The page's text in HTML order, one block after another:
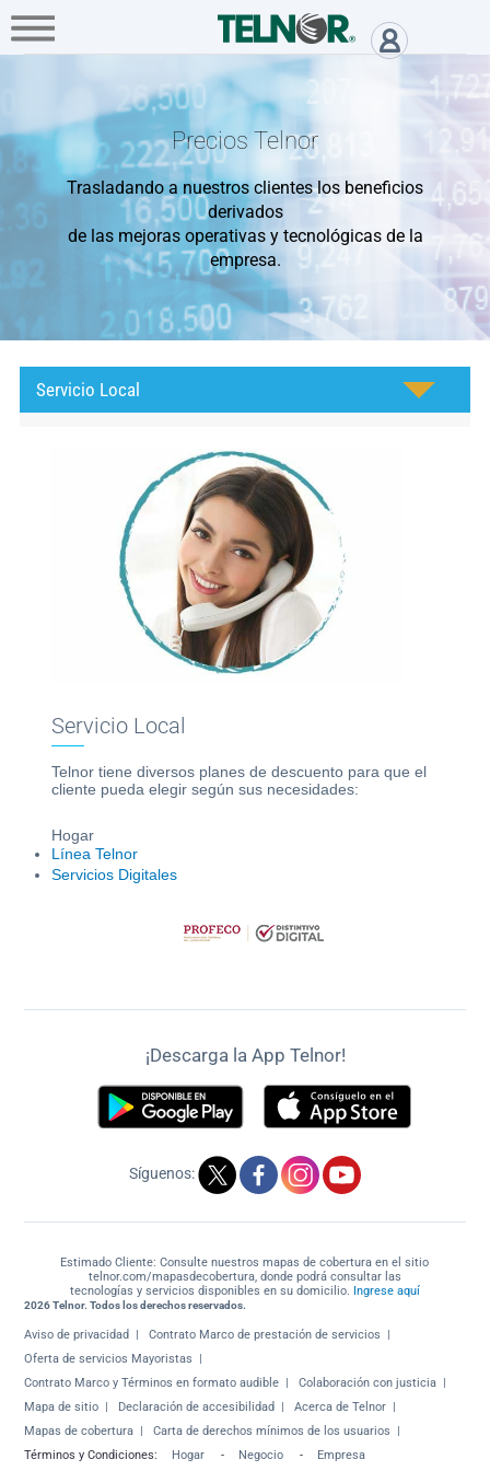
Hogar Empresa
A+
Directorio
oficinas
Atención
Servicio Local - Acerca de
Precios Telnor
Trasladando a nuestros clientes los beneficios
derivados
de las mejoras operativas y tecnológicas de la
empresa.
Servicio Local
Servicio Local
Telnor tiene diversos planes de descuento para que el
cliente pueda elegir según sus necesidades:
Hogar
Línea Telnor
Servicios Digitales
¡Descarga la App Telnor!
Síguenos:
Estimado Cliente: Consulte nuestros mapas de cobertura en el sitio
telnor.com/mapasdecobertura, donde podrá consultar las
tecnologías y servicios disponibles en su domicilio. Ingrese aquí
2026 Telnor. Todos los derechos reservados.
Aviso de privacidad
Contrato Marco de prestación de servicios
Oferta de servicios Mayoristas
Contrato Marco y Términos en formato audible
Colaboración con justicia
Mapa de sitio
Declaración de accesibilidad
Acerca de Telnor
Mapas de cobertura
Carta de derechos mínimos de los usuarios
Términos y Condiciones:
Hogar - Negocio - Empresa